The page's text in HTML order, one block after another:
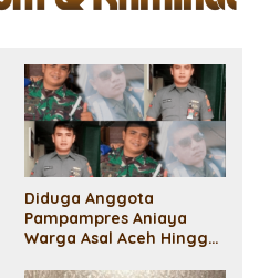
Diduga Anggota
Pampampres Aniaya
Warga Asal Aceh Hingga